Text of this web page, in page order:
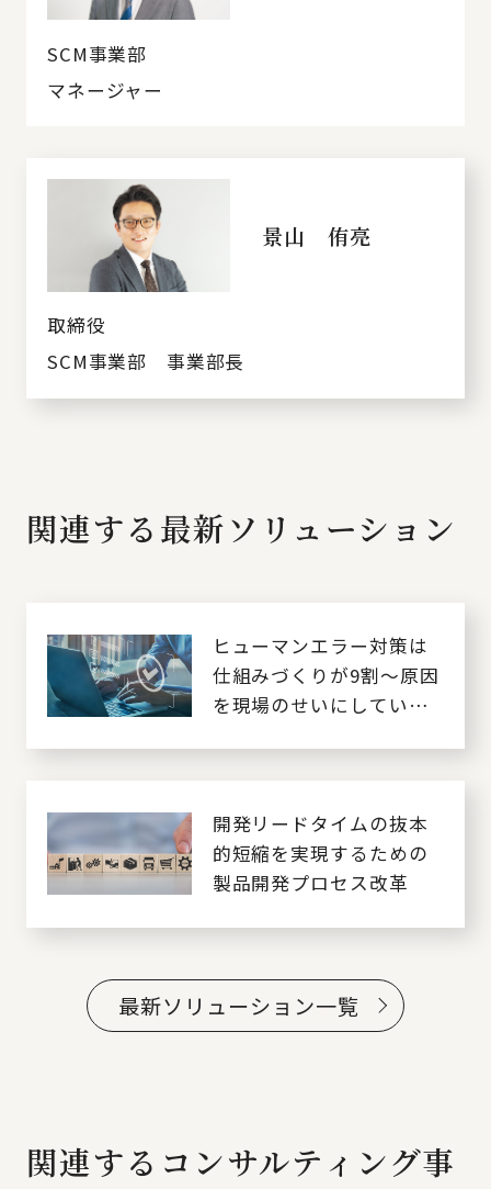
SCM事業部
マネージャー
景山 侑亮
取締役
SCM事業部 事業部長
関連する最新ソリューション
ヒューマンエラー対策は
仕組みづくりが9割～原因
を現場のせいにしていま
開発リードタイムの抜本
的短縮を実現するための
製品開発プロセス改革
最新ソリューション一覧
関連するコンサルティング事